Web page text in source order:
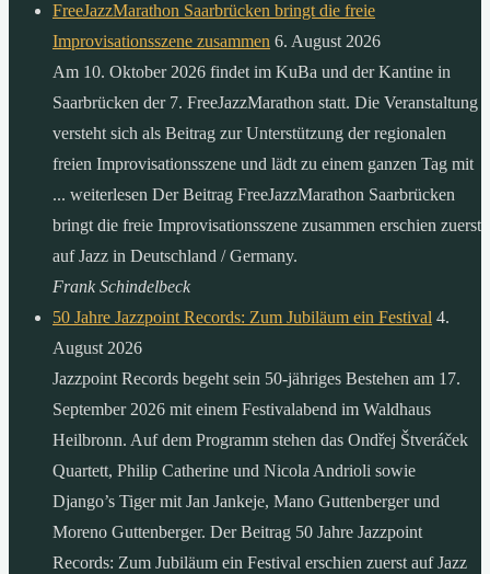
FreeJazzMarathon Saarbrücken bringt die freie
Improvisationsszene zusammen 6. August 2026
Am 10. Oktober 2026 findet im KuBa und der Kantine in
Saarbrücken der 7. FreeJazzMarathon statt. Die Veranstaltung
versteht sich als Beitrag zur Unterstützung der regionalen
freien Improvisationsszene und lädt zu einem ganzen Tag mit
... weiterlesen Der Beitrag FreeJazzMarathon Saarbrücken
bringt die freie Improvisationsszene zusammen erschien zuerst
auf Jazz in Deutschland / Germany.
Frank Schindelbeck
50 Jahre Jazzpoint Records: Zum Jubiläum ein Festival 4.
August 2026
Jazzpoint Records begeht sein 50-jähriges Bestehen am 17.
September 2026 mit einem Festivalabend im Waldhaus
Heilbronn. Auf dem Programm stehen das Ondřej Štveráček
Quartett, Philip Catherine und Nicola Andrioli sowie
Django’s Tiger mit Jan Jankeje, Mano Guttenberger und
Moreno Guttenberger. Der Beitrag 50 Jahre Jazzpoint
Records: Zum Jubiläum ein Festival erschien zuerst auf Jazz